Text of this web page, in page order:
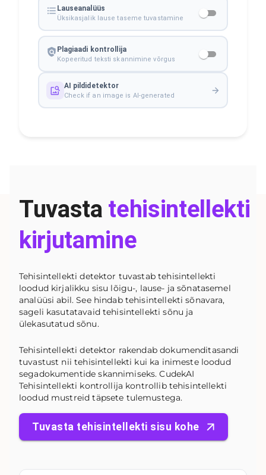
Lauseanalüüs
Üksikasjalik lause taseme tuvastamine
Plagiaadi kontrollija
Kopeeritud teksti skannimine võrgus
AI pildidetektor
Check if an image is AI-generated
Tuvasta tehisintellekti
kirjutamine
Tehisintellekti detektor tuvastab tehisintellekti
loodud kirjalikku sisu lõigu-, lause- ja sõnatasemel
analüüsi abil. See hindab tehisintellekti sõnavara,
sageli kasutatavaid tehisintellekti sõnu ja
ülekasutatud sõnu.
Tehisintellekti detektor rakendab dokumenditasandi
tuvastust nii tehisintellekti kui ka inimeste loodud
segadokumentide skannimiseks. CudekAI
Tehisintellekti kontrollija kontrollib tehisintellekti
loodud mustreid täpsete tulemustega.
Tuvasta tehisintellekti sisu kohe